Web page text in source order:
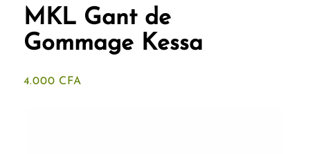
MKL Gant de
Gommage Kessa
4.000 CFA